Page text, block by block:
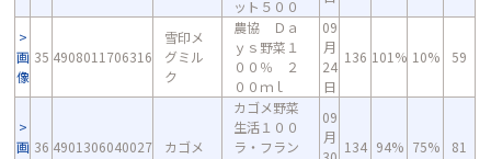
ット５００
画
像
35 4908011706316
雪印メ
グミル
ク
農協 Ｄａ
ｙｓ野菜１
００％ ２
００ｍｌ
09
月
24
日
136 101% 10% 59
画 36 4901306040027 カゴメ
カゴメ野菜
生活１００
ラ・フラン
09
月
134 94% 75% 81